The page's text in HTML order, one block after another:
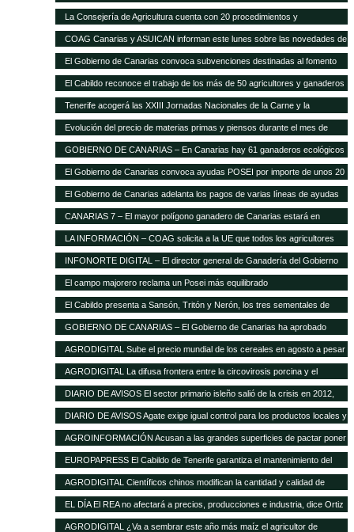
La Consejería de Agricultura cuenta con 20 procedimientos y
servicios»on-line»
COAG Canarias y ASUICAN informan este lunes sobre las novedades de
la Ley de la Cadena Alimentaria
El Gobierno de Canarias convoca subvenciones destinadas al fomento
de razas ganaderas autóctonas
El Cabildo reconoce el trabajo de los más de 50 agricultores y ganaderos
Tenerife acogerá las XXIII Jornadas Nacionales de la Carne y la
Seguridad Alimentaria de AVESA
Evolución del precio de materias primas y piensos durante el mes de
enero
GOBIERNO DE CANARIAS – En Canarias hay 61 ganaderos ecológicos
El Gobierno de Canarias convoca ayudas POSEI por importe de unos 20
millones de euros
El Gobierno de Canarias adelanta los pagos de varias líneas de ayudas
del POSEI ganadero
CANARIAS 7 – El mayor polígono ganadero de Canarias estará en
Corralillos
LA INFORMACIÓN – COAG solicita a la UE que todos los agricultores
tengan el mismo porcentaje de financiación en el POSEI
INFONORTE DIGITAL – El director general de Ganadería del Gobierno
de Canarias visita La Aldea
El campo majorero reclama un Posei más equilibrado
El Cabildo presenta a Sansón, Tritón y Nerón, los tres sementales de
cochino negro
GOBIERNO DE CANARIAS – El Gobierno de Canarias ha aprobado
medidas que suponen 20 millones extra en ayudas a la agricultura y
ganadería
AGRODIGITAL Sube el precio mundial de los cereales en agosto a pesar
de las buenas perspectivas de producción
AGRODIGITAL La difusa frontera entre la circovirosis porcina y el
complejo respiratorio porcino
DIARIO DE AVISOS El sector primario isleño salió de la crisis en 2012,
cuando creció el 8%
DIARIO DE AVISOS Agate exige igual control para los productos locales y
los de fuera
AGROINFORMACIÓN Acusan a las grandes superficies de pactar poner
el pollo un 20% más barato como reclamo
EUROPAPRESS El Cabildo de Tenerife garantiza el mantenimiento del
Matadero y prevé una inversión de 500.000 euros en tres años
AGRODIGITAL Científicos chinos modifican la cantidad y calidad de
almidón del maíz
EL DÍA El REA no afectará a precios, producciones e industria, dice Ortiz
AGRODIGITAL ¿Va a sembrar este año más maíz el agricultor de